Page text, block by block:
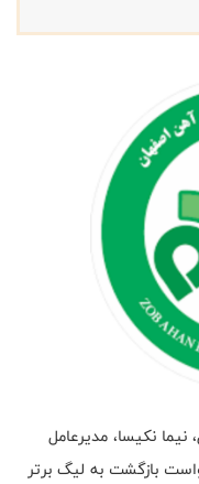
نکیسا، مدیرعامل
بازگشت به لیگ برتر